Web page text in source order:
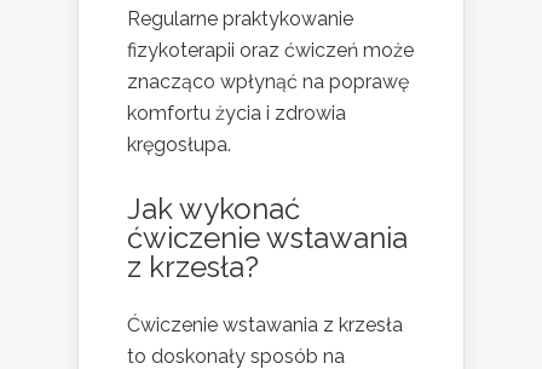
Regularne praktykowanie
fizykoterapii oraz ćwiczeń może
znacząco wpłynąć na poprawę
komfortu życia i zdrowia
kręgosłupa.
Jak wykonać
ćwiczenie wstawania
z krzesła?
Ćwiczenie wstawania z krzesła
to doskonały sposób na